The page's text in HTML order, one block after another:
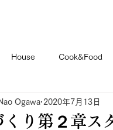
House Cook&Food
くり第２章ス
Ogawa 2020年7月13日